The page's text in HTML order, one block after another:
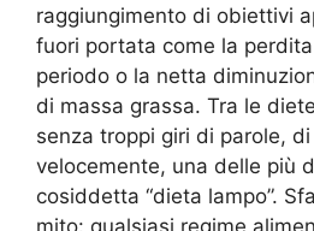
raggiungimento di obiettivi
fuori portata come la
periodo o la netta
di massa grassa. Tra le
senza troppi giri di parole,
velocemente, una delle più
cosiddetta “dieta lampo”.
mito: qualsiasi regime